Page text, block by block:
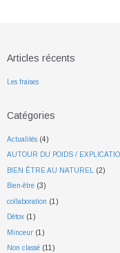
Articles récents
Les fraises
Catégories
Actualités (4)
AUTOUR DU POIDS /
BIEN ÊTRE AU NATUREL (2)
Bien-être (3)
collaboration (1)
Détox (1)
Minceur (1)
Non classé (11)